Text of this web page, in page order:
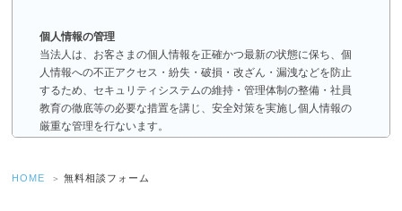
個人情報の管理
当法人は、お客さまの個人情報を正確かつ最新の状態に保ち、個
人情報への不正アクセス・紛失・破損・改ざん・漏洩などを防止
するため、セキュリティシステムの維持・管理体制の整備・社員
教育の徹底等の必要な措置を講じ、安全対策を実施し個人情報の
厳重な管理を行ないます。
個人情報の利用目的
HOME 無料相談フォーム